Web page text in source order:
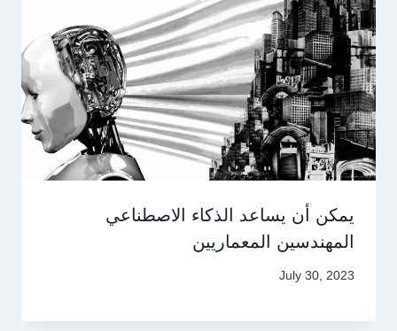
يمكن أن يساعد الذكاء الاصطناعي
المهندسين المعماريين
July 30, 2023